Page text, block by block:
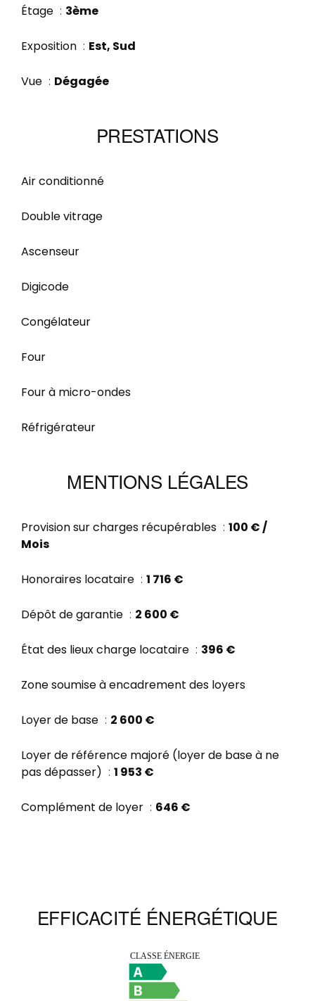
Étage 3ème
Exposition Est, Sud
Vue Dégagée
PRESTATIONS
Air conditionné
Double vitrage
Ascenseur
Digicode
Congélateur
Four
Four à micro-ondes
Réfrigérateur
MENTIONS LÉGALES
Provision sur charges récupérables
100 € /
Mois
Honoraires locataire 1 716 €
Dépôt de garantie 2 600 €
État des lieux charge locataire 396 €
Zone soumise à encadrement des loyers
Loyer de base 2 600 €
Loyer de référence majoré (loyer de base à ne
pas dépasser)
1 953 €
Complément de loyer 646 €
EFFICACITÉ ÉNERGÉTIQUE